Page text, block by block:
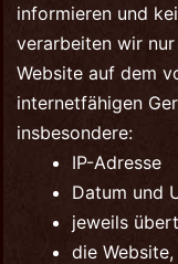
informieren und
verarbeiten wir
Website auf dem
internetfähigen
insbesondere:
IP-Adresse
Datum und
jeweils
die